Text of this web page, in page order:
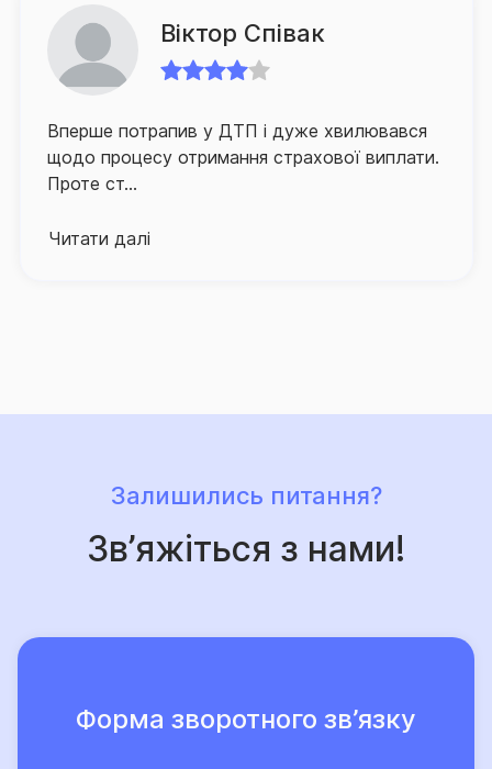
відшкодування.
Для забезпечення зручності клієнтів та їх
активно розвиває й партнерську мережу по всій
Україні, а контакт-центр компанії, що здійснює
інформаційно-консультаційну підтримку
Віктор Співак
Вперше потрапив у ДТП і дуже хвилювався
щодо процесу отримання страхової виплати.
Проте ст...
Читати далі
Залишились питання?
Зв’яжіться з нами!
Форма зворотного зв’язку